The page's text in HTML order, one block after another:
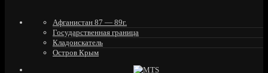
Афганистан 87 — 89г.
Государственная граница
Кладоискатель
Остров Крым